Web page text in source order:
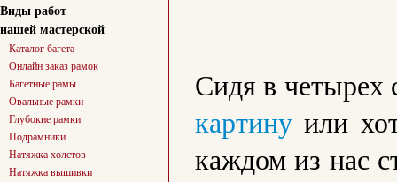
Виды работ
нашей мастерской
Каталог багета
Онлайн заказ рамок
Багетные рамы
Овальные рамки
Глубокие рамки
Подрамники
Натяжка холстов
Натяжка вышивки
Сидя в четырех
картину или
каждом из нас